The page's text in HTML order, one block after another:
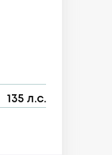
135 л.с.